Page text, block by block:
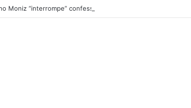
Moniz “interrompe” confessionário